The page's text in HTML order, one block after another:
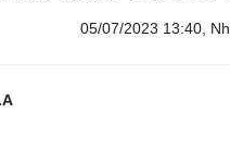
05/07/2023 13:40,